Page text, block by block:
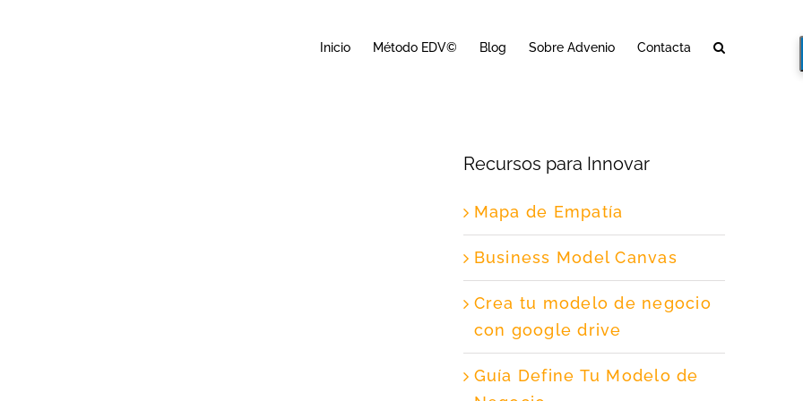
Inicio Método EDV© Blog Sobre Advenio Contacta
Recursos para Innovar
Mapa de Empatía
Business Model Canvas
Crea tu modelo de negocio
con google drive
Guía Define Tu Modelo de